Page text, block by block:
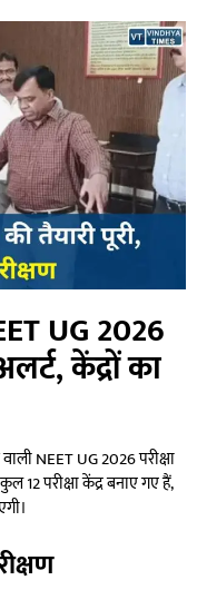
UG 2026
केंद्रों का
NEET UG 2026 परीक्षा
12 परीक्षा केंद्र बनाए गए हैं,